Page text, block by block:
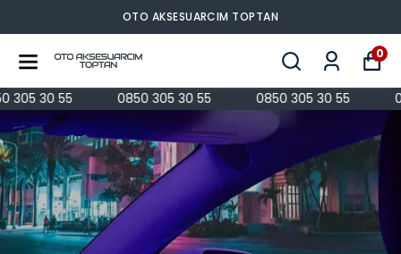
OTO AKSESUARCIM TOPTAN
0
30 55 0850 305 30 55 0850 305 30 55